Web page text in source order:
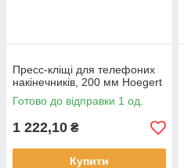
Пресс-кліщі для телефоних
накінечників, 200 мм Hoegert
Готово до відправки 1 од.
1 222,10 ₴
Купити